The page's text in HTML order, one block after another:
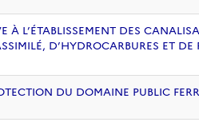
À L’ÉTABLISSEMENT DES
D’HYDROCARBURES ET
DU DOMAINE PUBLIC